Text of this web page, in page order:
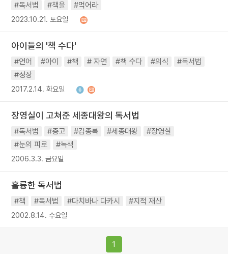
#독서법 #책을 #먹어라
2023.10.21. 토요일
아이들의 '책 수다'
#언어 #아이 #책 # 자연 #책 수다 #의식
#독서법
#성장
2017.2.14. 화요일
장영실이 고쳐준 세종대왕의 독서법
#독서법 #충고 #김종록 #세종대왕
#장영실
#눈의 피로
#녹색
2006.3.3. 금요일
훌륭한 독서법
#책 #독서법 #다치바나 다카시 #지적 재산
2002.8.14. 수요일
1